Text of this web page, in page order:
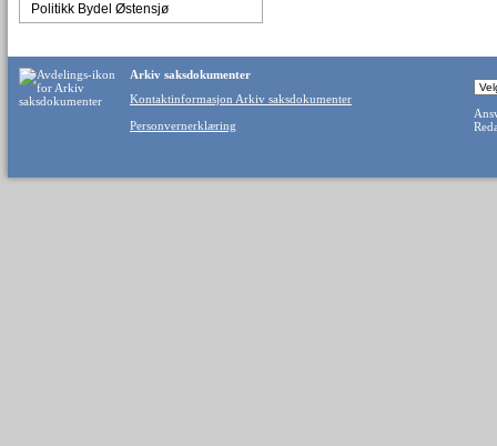
Politikk Bydel Østensjø
Arkiv saksdokumenter
Kontaktinformasjon Arkiv saksdokumenter
Personvernerklæring